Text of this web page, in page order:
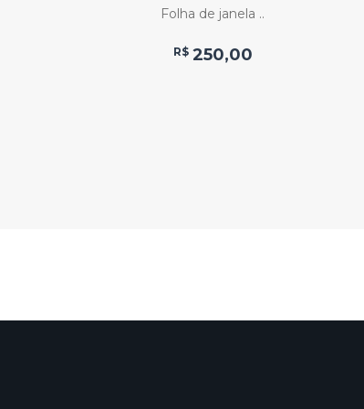
Folha de janela ..
R$ 250,00